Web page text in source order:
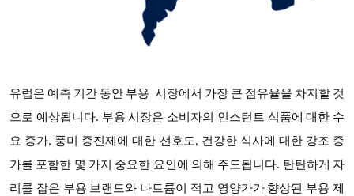
유럽은 예측 기간 동안 부용 시장에서 가장 큰 점유율을 차지할 것
으로 예상됩니다. 부용 시장은 소비자의 인스턴트 식품에 대한 수
요 증가, 풍미 증진제에 대한 선호도, 건강한 식사에 대한 강조 증
가를 포함한 몇 가지 중요한 요인에 의해 주도됩니다. 탄탄하게 자
리를 잡은 부용 브랜드와 나트륨이 적고 영양가가 향상된 부용 제